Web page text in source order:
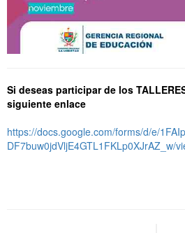
Si deseas participar de los
siguiente enlace
https://docs.google.com/forms/d/e/
DF7buw0jdVljE4GTL1FKLp0XJrAZ_w/